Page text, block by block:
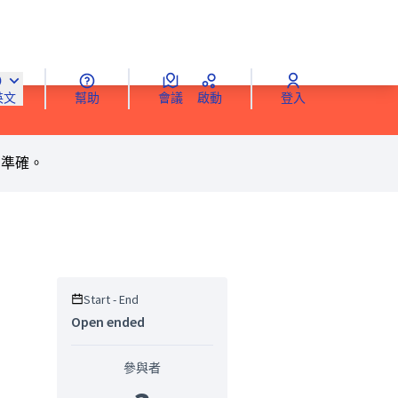
文 languageSprache wählen Choisir la langueScegli la lingua
幫助 會議 啟動 登入
確。
Start - End
Open ended
參與者